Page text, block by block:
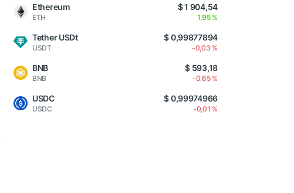
Ethereum
ETH
$ 1 904,54
1,95 %
Tether USDt
USDT
$ 0,99877894
-0,03 %
BNB
BNB
$ 593,18
-0,65 %
USDC
USDC
$ 0,99974966
-0,01 %